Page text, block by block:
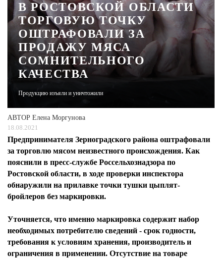
ЧЕЛОВЕК ОСОБЕННЫЙ
КУЛЬТ ЕДЫ
АФИША
ЖУРНАЛ
В РОСТОВСКОЙ ОБЛАСТИ
ТОРГОВУЮ ТОЧКУ
ОШТРАФОВАЛИ ЗА
ПРОДАЖУ МЯСА
СОМНИТЕЛЬНОГО
КАЧЕСТВА
Продукцию изъяли и уничтожили
АВТОР Елена Моргунова
18.08.2021
Предпринимателя Зерноградского района оштрафовали
за торговлю мясом неизвестного происхождения. Как
пояснили в пресс-службе Россельхознадзора по
Ростовской области, в ходе проверки инспектора
обнаружили на прилавке точки тушки цыплят-
бройлеров без маркировки.
Уточняется, что именно маркировка содержит набор
необходимых потребителю сведений - срок годности,
требования к условиям хранения, производитель и
ограничения в применении. Отсутствие на товаре